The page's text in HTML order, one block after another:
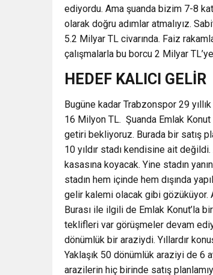
ediyordu. Ama şuanda bizim 7-8
olarak doğru adımlar atmalıyız.
5.2 Milyar TL civarında. Faiz
çalışmalarla bu borcu 2 Milyar
HEDEF KALICI GELİR
Bugüne kadar Trabzonspor 29
16 Milyon TL. Şuanda Emlak Konut
getiri bekliyoruz. Burada bir satış
10 yıldır stadı kendisine ait
kasasına koyacak. Yine stadın
stadın hem içinde hem dışında
gelir kalemi olacak gibi gözüküyor.
Burası ile ilgili de Emlak Konut’la
teklifleri var görüşmeler devam
dönümlük bir araziydi. Yıllardır
Yaklaşık 50 dönümlük araziyi de 6
arazilerin hiç birinde satış